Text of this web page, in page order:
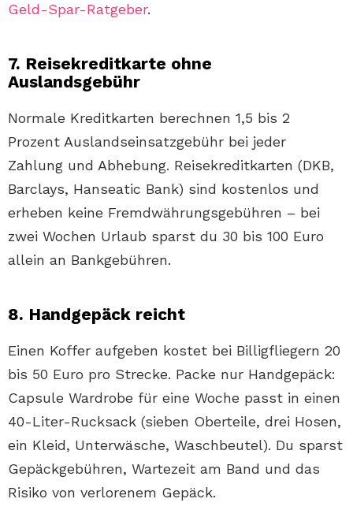
Geld-Spar-Ratgeber.
7. Reisekreditkarte ohne
Auslandsgebühr
Normale Kreditkarten berechnen 1,5 bis 2
Prozent Auslandseinsatzgebühr bei jeder
Zahlung und Abhebung. Reisekreditkarten (DKB,
Barclays, Hanseatic Bank) sind kostenlos und
erheben keine Fremdwährungsgebühren – bei
zwei Wochen Urlaub sparst du 30 bis 100 Euro
allein an Bankgebühren.
8. Handgepäck reicht
Einen Koffer aufgeben kostet bei Billigfliegern 20
bis 50 Euro pro Strecke. Packe nur Handgepäck:
Capsule Wardrobe für eine Woche passt in einen
40-Liter-Rucksack (sieben Oberteile, drei Hosen,
ein Kleid, Unterwäsche, Waschbeutel). Du sparst
Gepäckgebühren, Wartezeit am Band und das
Risiko von verlorenem Gepäck.